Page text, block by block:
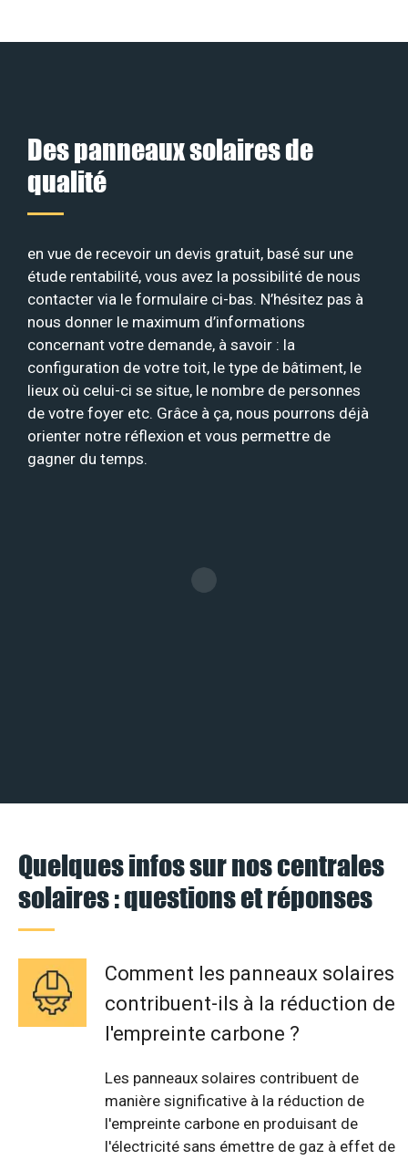
Des panneaux solaires de
qualité
en vue de recevoir un devis gratuit, basé sur une
étude rentabilité, vous avez la possibilité de nous
contacter via le formulaire ci-bas. N’hésitez pas à
nous donner le maximum d’informations
concernant votre demande, à savoir : la
configuration de votre toit, le type de bâtiment, le
lieux où celui-ci se situe, le nombre de personnes
de votre foyer etc. Grâce à ça, nous pourrons déjà
orienter notre réflexion et vous permettre de
gagner du temps.
Quelques infos sur nos centrales
solaires : questions et réponses
Comment les panneaux solaires
contribuent-ils à la réduction de
l'empreinte carbone ?
Les panneaux solaires contribuent de
manière significative à la réduction de
l'empreinte carbone en produisant de
l'électricité sans émettre de gaz à effet de